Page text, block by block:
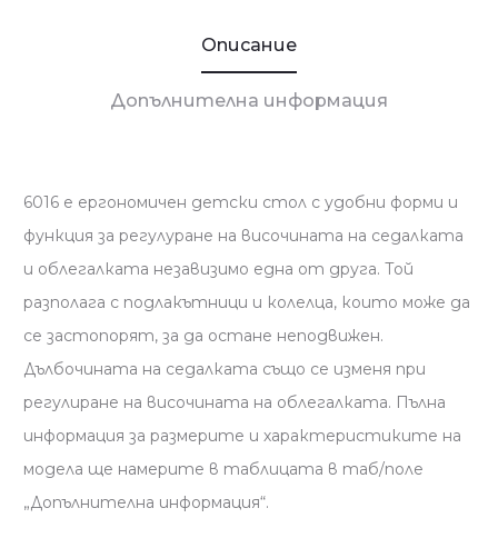
Описание
Допълнителна информация
6016 е ергономичен детски стол с удобни форми и
функция за регулуране на височината на седалката
и облегалката незавизимо една от друга. Той
разполага с подлакътници и колелца, които може да
се застопорят, за да остане неподвижен.
Дълбочината на седалката също се изменя при
регулиране на височината на облегалката. Пълна
информация за размерите и характеристиките на
модела ще намерите в таблицата в таб/поле
„Допълнителна информация“.